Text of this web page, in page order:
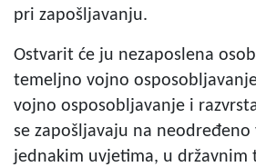
pri zapošljavanju.
Ostvarit će ju nezaposlena
temeljno vojno
vojno osposobljavanje i
se zapošljavaju na neodređeno
jednakim uvjetima, u državnim